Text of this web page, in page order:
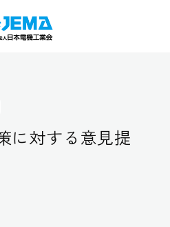
に対する意見提